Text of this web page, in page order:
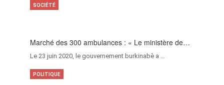
Marché des 300 ambulances : « Le ministère de…
Le 23 juin 2020, le gouvernement burkinabè a …
SOCIÉTÉ
POLITIQUE